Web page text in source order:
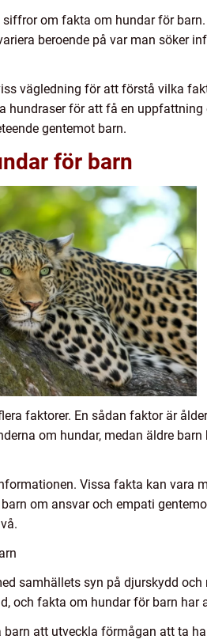
om fakta om hundar för
beroende på var man söker
vägledning för att förstå vilka
för att få en
gentemot barn.
för barn
faktorer. En sådan faktor är
om hundar, medan äldre barn
Vissa fakta kan vara
om ansvar och empati
samhällets syn på djurskydd
och fakta om hundar för barn har
att utveckla förmågan att ta